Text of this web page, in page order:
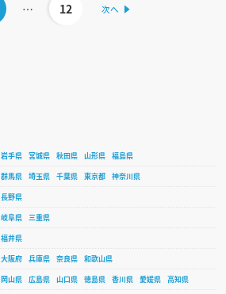
… 12
岩手県 宮城県 秋田県 山形県
福島県
群馬県 埼玉県 千葉県 東京都
神奈川県
長野県
岐阜県
三重県
福井県
大阪府 兵庫県 奈良県
和歌山県
岡山県 広島県 山口県 徳島県 香川県 愛媛県
高知県